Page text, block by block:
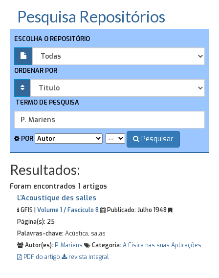
Pesquisa Repositórios
ESCOLHA O REPOSITÓRIO
ORDENAR POR
TERMO DE PESQUISA
POR Pesquisar
Resultados:
Foram encontrados 1 artigos
L’Acoustique des salles
GFIS | Volume 1 / Fascículo 8 Publicado:Julho 1948
Página(s): 25
Palavras-chave:Acústica, salas
Autor(es): P. Mariens Categoria:A Física nas suas Aplicações
PDF do artigo
revista integral